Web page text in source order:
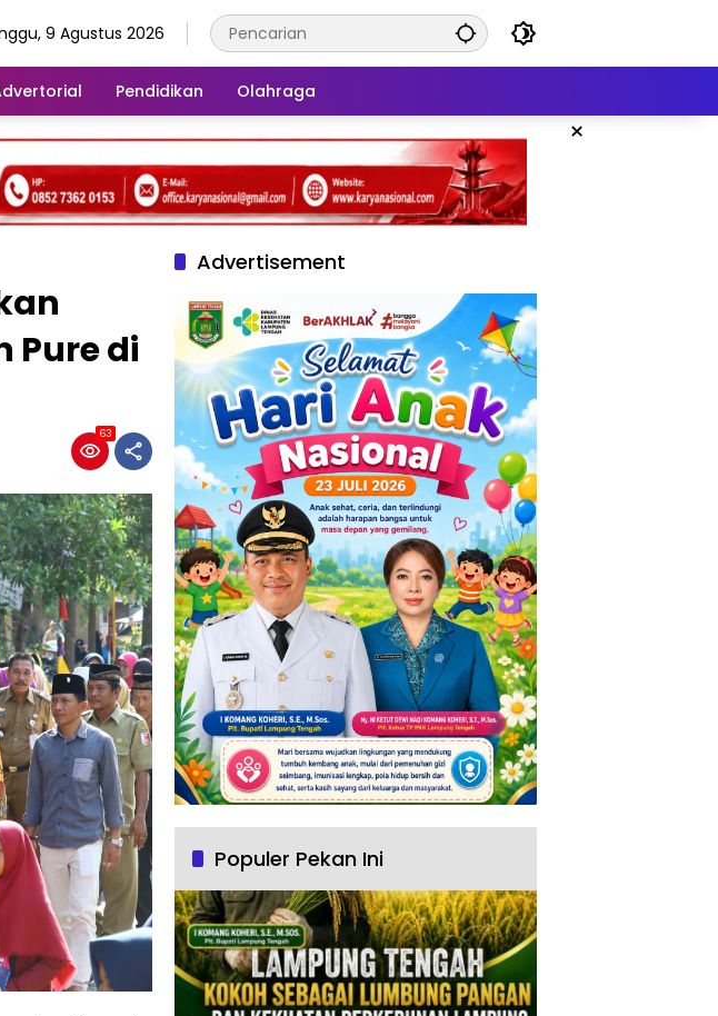
9 Agustus 2026
Pendidikan Olahraga
×
Pure di
63
Advertisement
Populer Pekan Ini